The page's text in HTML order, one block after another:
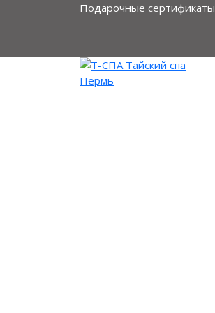
Подарочные сертификаты